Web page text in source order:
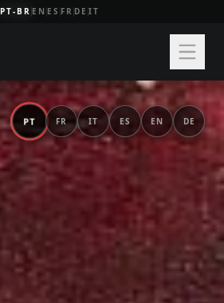
PT-BR EN ES FR DE IT
PT FR IT ES EN DE